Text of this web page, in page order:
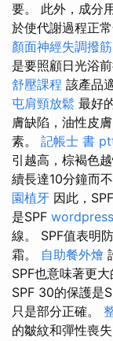
要。 此外，成分
於使代謝過程正
顏面神經失調撥筋
是要照顧日光浴
舒壓課程 該產品
屯肩頸放鬆 最好
膚缺陷，油性皮
素。 記帳士 書
引越高，棕褐色
續長達10分鐘而
園植牙 因此，SPF
是SPF
線。 SPF值表明
霜。 自助餐外燴
SPF也意味著更
SPF 30的保護是
只是部分正確。
的皺紋和彈性喪